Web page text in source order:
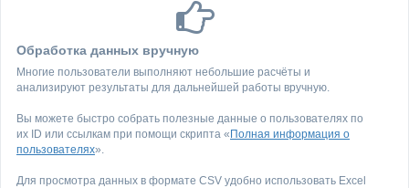
Обработка данных вручную
Многие пользователи выполняют небольшие расчёты и
анализируют результаты для дальнейшей работы вручную.
Вы можете быстро собрать полезные данные о пользователях по
их ID или ссылкам при помощи скрипта « Полная информация о
пользователях».
Для просмотра данных в формате CSV удобно использовать Excel